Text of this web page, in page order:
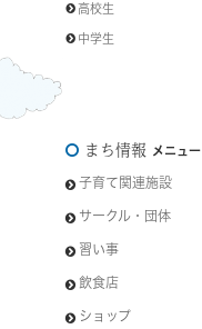
高校生
中学生
まち情報 メニュー
子育て関連施設
サークル・団体
習い事
飲食店
ショップ